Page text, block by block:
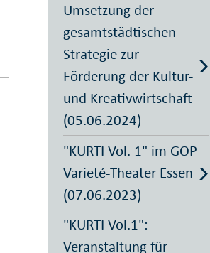
Umsetzung der
gesamtstädtischen
Strategie zur
Förderung der Kultur-
und Kreativwirtschaft
(05.06.2024)
"KURTI Vol. 1" im GOP
Varieté-Theater Essen
(07.06.2023)
"KURTI Vol.1":
Veranstaltung für